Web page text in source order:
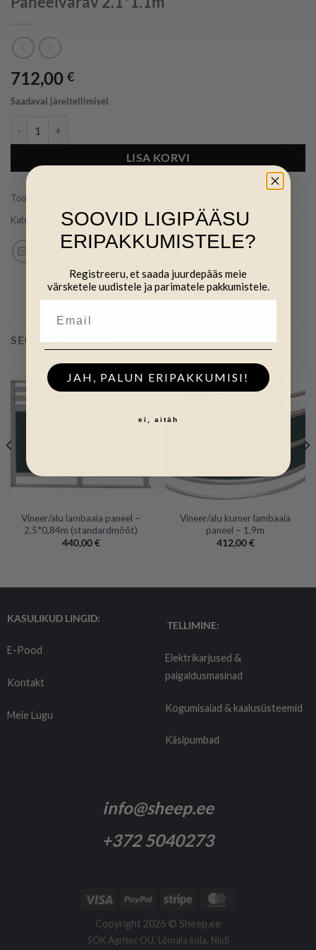
712,00 €
Saadaval järeltellimisel
LISA KORVI
Tootekood:
Kategooria:
Lamba hoolduspuurid & lisad (+)
SEOTUD TOOTED
Vineer/alu lambaaia paneel –
2,5*0,84m (standardmõõt)
440,00€
Vineer/alu kumer lambaaia
paneel – 1.9m
412,00€
KASULIKUD LINGID:
E-Pood
Kontakt
Meie Lugu
TELLIMINE:
Elektrikarjused &
paigaldusmasinad
Kogumisaiad & kaalusüsteemid
Käsipumbad
info@sheep.ee
+372 5040273
Copyright 2026 © Sheep.ee
SÕK Agritec OÜ, Lõmala küla, Niidi
SOOVID LIGIPÄÄSU
ERIPAKKUMISTELE?
Registreeru, et saada juurdepääs meie
värsketele uudistele ja parimatele pakkumistele.
JAH, PALUN ERIPAKKUMISI!
ei, aitäh